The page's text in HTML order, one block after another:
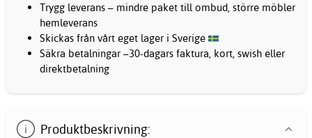
Trygg leverans – mindre paket till ombud, större möbler
hemleverans
Skickas från vårt eget lager i Sverige
Säkra betalningar –30-dagars faktura, kort, swish eller
direktbetalning
Produktbeskrivning: